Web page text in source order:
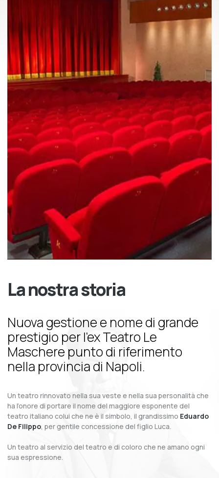
La nostra storia
Nuova gestione e nome di grande
prestigio per l’ex Teatro Le
Maschere punto di riferimento
nella provincia di Napoli.
Un teatro rinnovato nella sua veste e nella sua personalità che
ha l’onore di portare il nome del maggiore esponente del
teatro italiano colui che ne è il simbolo, il grandissimo Eduardo
De Filippo, per gentile concessione del figlio Luca.
Un teatro al servizio del teatro e di coloro che ne amano ogni
sua espressione.